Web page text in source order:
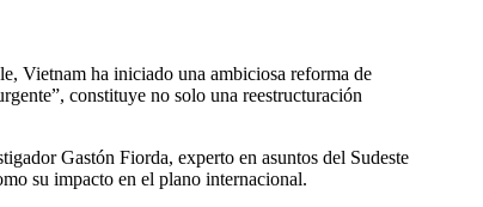
Vietnam ha iniciado una ambiciosa reforma de
constituye no solo una reestructuración
Gastón Fiorda, experto en asuntos del Sudeste
su impacto en el plano internacional.